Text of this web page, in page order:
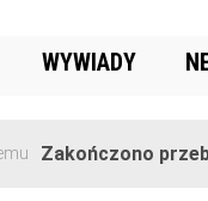
WYWIADY
Zakończono